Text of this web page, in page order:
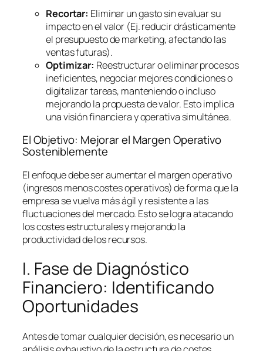
Recortar: Eliminar un gasto sin evaluar su
impacto en el valor (Ej. reducir drásticamente
el presupuesto de marketing, afectando las
ventas futuras).
Optimizar: Reestructurar o eliminar procesos
ineficientes, negociar mejores condiciones o
digitalizar tareas, manteniendo o incluso
mejorando la propuesta de valor. Esto implica
una visión financiera y operativa simultánea.
El Objetivo: Mejorar el Margen Operativo
Sosteniblemente
El enfoque debe ser aumentar el margen operativo
(ingresos menos costes operativos) de forma que la
empresa se vuelva más ágil y resistente a las
fluctuaciones del mercado. Esto se logra atacando
los costes estructurales y mejorando la
productividad de los recursos.
I. Fase de Diagnóstico
Financiero: Identificando
Oportunidades
Antes de tomar cualquier decisión, es necesario un